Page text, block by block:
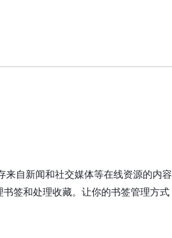
来自新闻和社交媒体等在线资源的内容
签和处理收藏。让你的书签管理方式